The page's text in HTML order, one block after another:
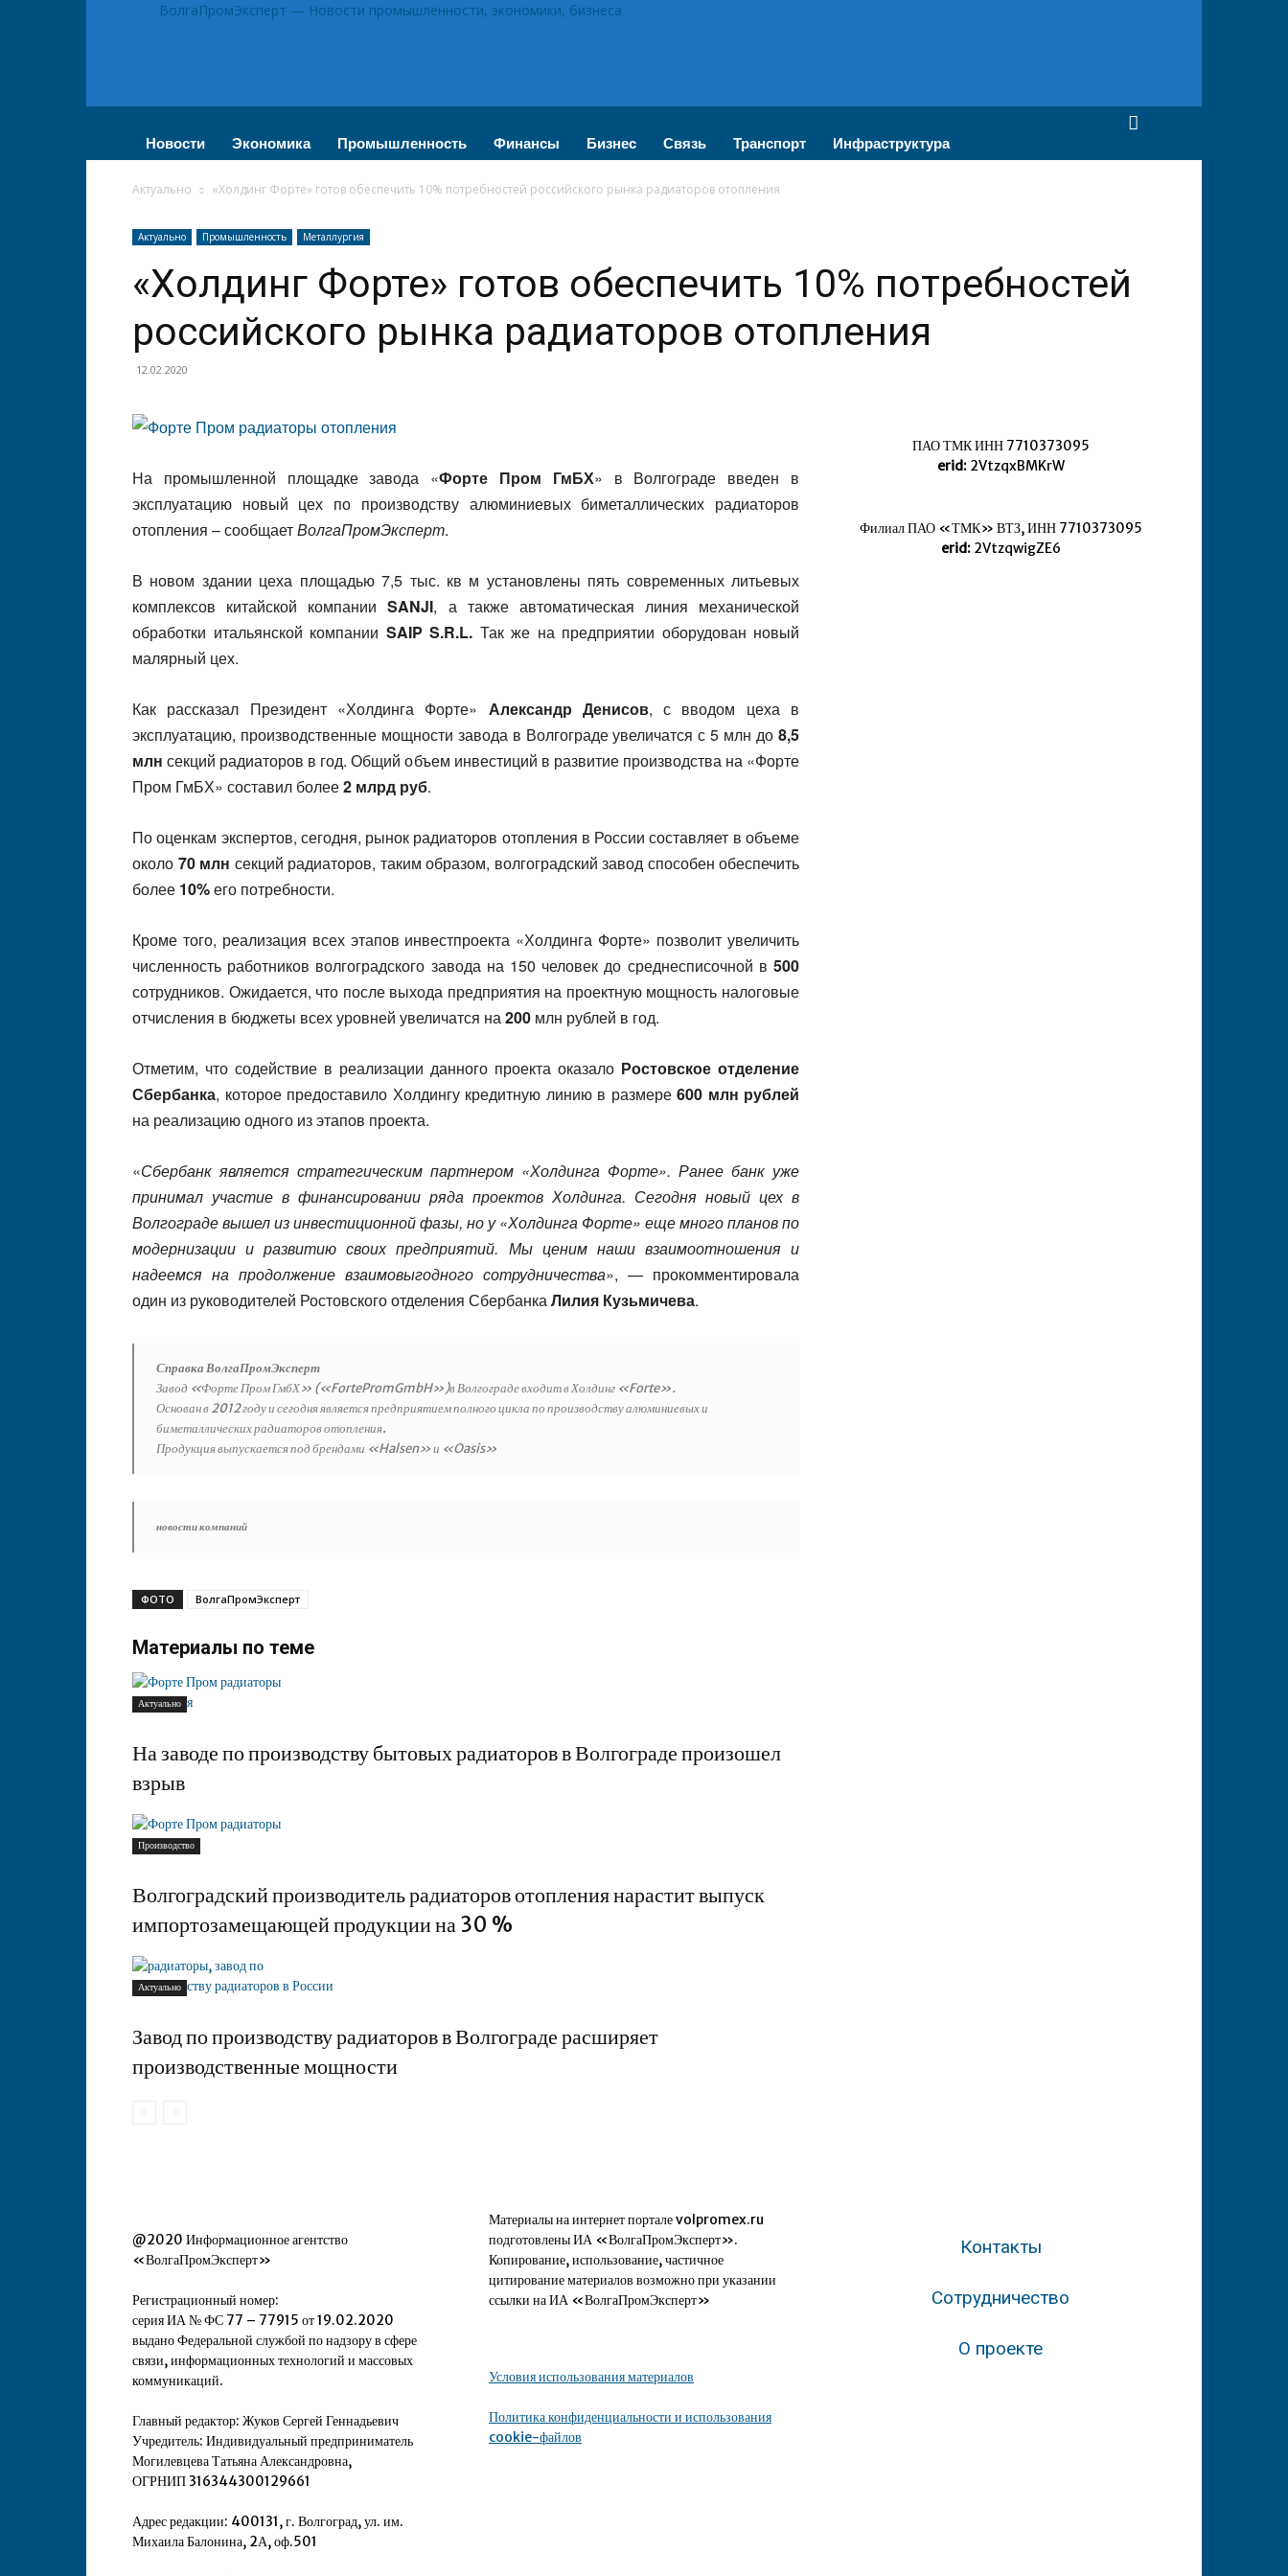
ВолгаПромЭксперт — Новости промышленности, экономики, бизнеса
Новости Экономика Промышленность Финансы Бизнес Связь Транспорт Инфраструктура
Актуально «Холдинг Форте» готов обеспечить 10% потребностей российского рынка радиаторов отопления
Актуально Промышленность Металлургия
«Холдинг Форте» готов обеспечить 10% потребностей
российского рынка радиаторов отопления
12.02.2020
На промышленной площадке завода «Форте Пром ГмБХ» в Волгограде введен в
эксплуатацию новый цех по производству алюминиевых биметаллических радиаторов
отопления – сообщаетВолгаПромЭксперт.
В новом здании цеха площадью 7,5 тыс. кв м установлены пять современных литьевых
комплексов китайской компанииSANJI, а также автоматическая линия механической
обработки итальянской компании SAIP S.R.L. Так же на предприятии оборудован новый
малярный цех.
Как рассказал Президент «Холдинга Форте» Александр Денисов, с вводом цеха в
эксплуатацию, производственные мощности завода в Волгограде увеличатся с 5 млн до 8,5
млн секций радиаторов в год. Общий объем инвестиций в развитие производства на «Форте
Пром ГмБХ» составил более2 млрд руб.
По оценкам экспертов, сегодня, рынок радиаторов отопления в России составляет в объеме
около 70 млн секций радиаторов, таким образом, волгоградский завод способен обеспечить
более 10%его потребности.
Кроме того, реализация всех этапов инвестпроекта «Холдинга Форте» позволит увеличить
численность работников волгоградского завода на 150 человек до среднесписочной в 500
сотрудников. Ожидается, что после выхода предприятия на проектную мощность налоговые
отчисления в бюджеты всех уровней увеличатся на200 млн рублей в год.
Отметим, что содействие в реализации данного проекта оказало Ростовское отделение
Сбербанка, которое предоставило Холдингу кредитную линию в размере 600 млн рублей
на реализацию одного из этапов проекта.
«Сбербанк является стратегическим партнером «Холдинга Форте». Ранее банк уже
принимал участие в финансировании ряда проектов Холдинга. Сегодня новый цех в
Волгограде вышел из инвестиционной фазы, но у «Холдинга Форте» еще много планов по
модернизации и развитию своих предприятий. Мы ценим наши взаимоотношения и
надеемся на продолжение взаимовыгодного сотрудничества», — прокомментировала
один из руководителей Ростовского отделения СбербанкаЛилия Кузьмичева.
Справка ВолгаПромЭксперт
Завод «Форте Пром ГмбХ» («FortePromGmbH»)в Волгограде входит в Холдинг «Forte».
Основан в 2012 году и сегодня является предприятием полного цикла по производству алюминиевых и
биметаллических радиаторов отопления.
Продукция выпускается под брендами «Halsen» и «Oasis»
новости компаний
ФОТО ВолгаПромЭксперт
Материалы по теме
Актуально
На заводе по производству бытовых радиаторов в Волгограде произошел
взрыв
Производство
Волгоградский производитель радиаторов отопления нарастит выпуск
импортозамещающей продукции на 30 %
Актуально
Завод по производству радиаторов в Волгограде расширяет
производственные мощности
ПАО ТМК ИНН 7710373095
erid:2VtzqxBMKrW
Филиал ПАО «ТМК» ВТЗ, ИНН 7710373095
erid:2VtzqwigZE6
@2020 Информационное агентство
«ВолгаПромЭксперт»
Регистрационный номер:
серия ИА № ФС 77 – 77915 от 19.02.2020
выдано Федеральной службой по надзору в сфере
связи, информационных технологий и массовых
коммуникаций.
Главный редактор: Жуков Сергей Геннадьевич
Учредитель: Индивидуальный предприниматель
Могилевцева Татьяна Александровна,
ОГРНИП 316344300129661
Адрес редакции: 400131, г. Волгоград, ул. им.
Михаила Балонина, 2А, оф.501
Материалы на интернет портале volpromex.ru
подготовлены ИА «ВолгаПромЭксперт».
Копирование, использование, частичное
цитирование материалов возможно при указании
ссылки на ИА «ВолгаПромЭксперт»
Условия использования материалов
Политика конфиденциальности и использования
cookie-файлов
Контакты
Сотрудничество
О проекте